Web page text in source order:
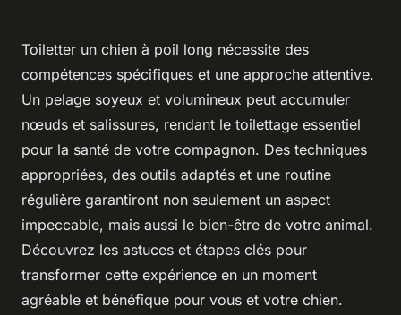
Toiletter un chien à poil long nécessite des
compétences spécifiques et une approche attentive.
Un pelage soyeux et volumineux peut accumuler
nœuds et salissures, rendant le toilettage essentiel
pour la santé de votre compagnon. Des techniques
appropriées, des outils adaptés et une routine
régulière garantiront non seulement un aspect
impeccable, mais aussi le bien-être de votre animal.
Découvrez les astuces et étapes clés pour
transformer cette expérience en un moment
agréable et bénéfique pour vous et votre chien.